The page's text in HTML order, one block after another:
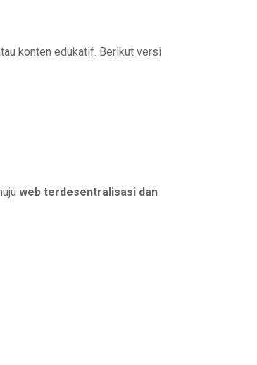
konten edukatif. Berikut versi
web terdesentralisasi dan